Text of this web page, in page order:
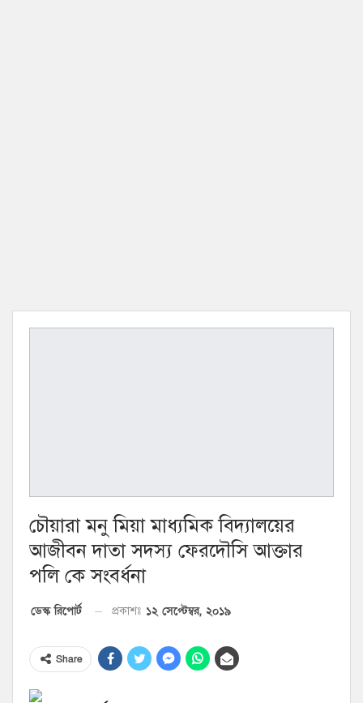
চৌয়ারা মনু মিয়া মাধ্যমিক বিদ্যালয়ের
আজীবন দাতা সদস্য ফেরদৌসি আক্তার
পলি কে সংবর্ধনা
ডেস্ক রিপোর্ট প্রকাশঃ ১২ সেপ্টেম্বর, ২০১৯
Share